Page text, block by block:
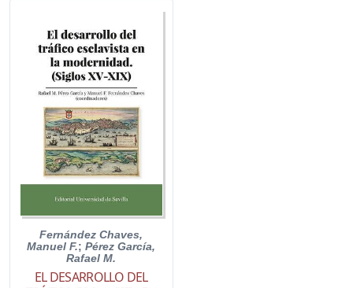
Fernández Chaves,
Manuel F.;Pérez García,
Rafael M.
EL DESARROLLO DEL